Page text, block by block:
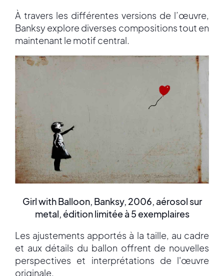
À travers les différentes versions de l’œuvre,
Banksy explore diverses compositions tout en
maintenant le motif central.
Girl with Balloon, Banksy, 2006, aérosol sur
metal, édition limitée à 5 exemplaires
Les ajustements apportés à la taille, au cadre
et aux détails du ballon offrent de nouvelles
perspectives et interprétations de l'œuvre
originale.